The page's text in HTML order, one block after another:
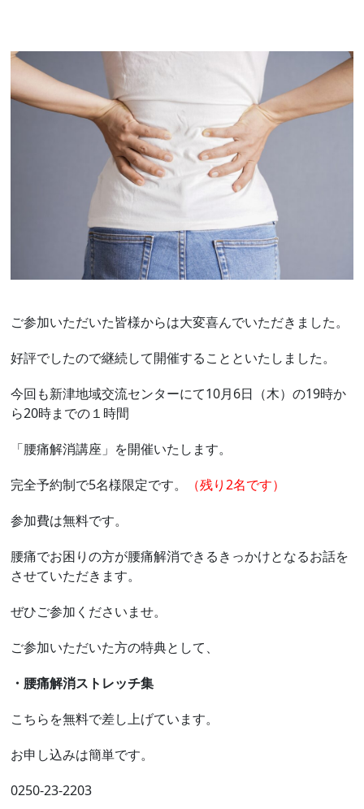
ご参加いただいた皆様からは大変喜んでいただきました。
好評でしたので継続して開催することといたしました。
今回も新津地域交流センターにて10月6日（木）の19時か
ら20時までの１時間
「腰痛解消講座」を開催いたします。
完全予約制で5名様限定です。
（残り2名です）
参加費は無料です。
腰痛でお困りの方が腰痛解消できるきっかけとなるお話を
させていただきます。
ぜひご参加くださいませ。
ご参加いただいた方の特典として、
・腰痛解消ストレッチ集
こちらを無料で差し上げています。
お申し込みは簡単です。
0250-23-2203